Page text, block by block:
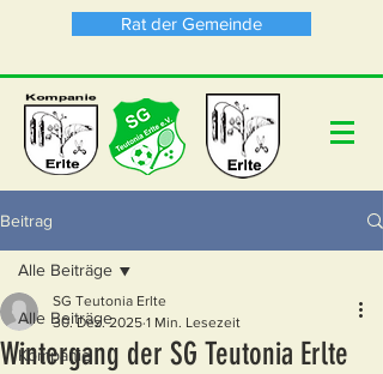
Rat der Gemeinde
Beitrag
Alle Beiträge
Kompanie
Alle Beiträge
Wintergang der SG Teutonia Erlte
SG Teutonia Erlte
30. Dez. 2025 1 Min. Lesezeit